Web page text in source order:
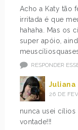
Acho a Katy tão
irritada é que
hahaha. Mas os
super apóio,
RESPONDER
Juliana
26 DE
nunca usei
vontade!!!